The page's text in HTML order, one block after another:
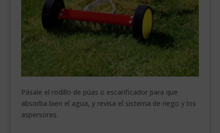
Pásale el rodillo de púas o escarificador para que
absorba bien el agua, y revisa el sistema de riego y los
aspersores.